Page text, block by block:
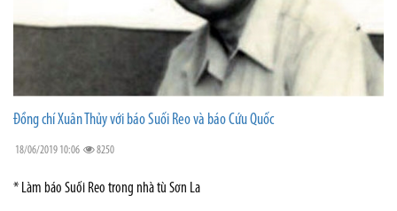
Đồng chí Xuân Thủy với báo Suối Reo và báo Cứu Quốc
18/06/2019 10:06 8250
* Làm báo Suối Reo trong nhà tù Sơn La